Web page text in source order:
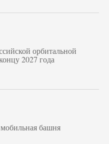
орбитальной
2027 года
башня